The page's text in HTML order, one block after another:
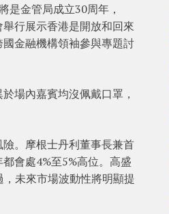
是金管局成立30周年，
行展示香港是開放和回來
金融機構領袖參與專題討
場內嘉賓均沒佩戴口罩，
。摩根士丹利董事長兼首
會處4%至5%高位。高盛
，未來市場波動性將明顯提